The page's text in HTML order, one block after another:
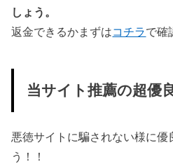
しょう。
返金できるかまずはコチラで確
当サイト推薦の超優
悪徳サイトに騙されない様に優
う！！